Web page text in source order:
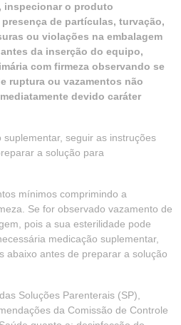
inspecionar o produto
de partículas, turvação,
ou violações na embalagem
da inserção do equipo,
com firmeza observando se
ruptura ou vazamentos não
devido caráter
seguir as instruções
a solução para
mínimos comprimindo a
Se for observado vazamento de
pois a sua esterilidade pode
medicação suplementar,
abaixo antes de preparar a solução
Soluções Parenterais (SP),
da Comissão de Controle